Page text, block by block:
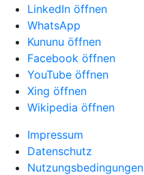
LinkedIn öffnen
WhatsApp
Kununu öffnen
Facebook öffnen
YouTube öffnen
Xing öffnen
Wikipedia öffnen
Impressum
Datenschutz
Nutzungsbedingungen